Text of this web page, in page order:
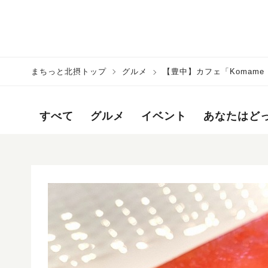
まちっと北摂トップ グルメ 【豊中】カフェ「
すべて グルメ イベント あなたはど